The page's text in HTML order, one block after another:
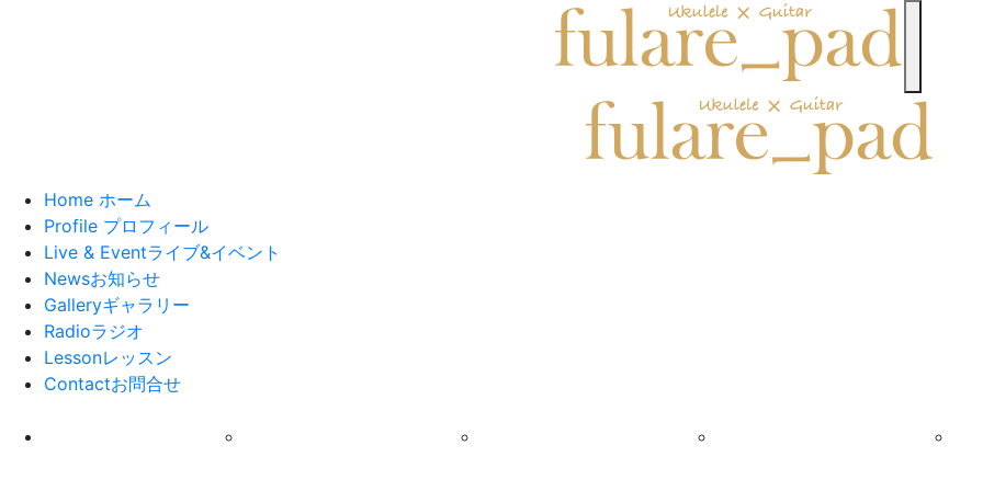
Home ホーム
Profile プロフィール
Live & Eventライブ&イベント
Newsお知らせ
Galleryギャラリー
Radioラジオ
Lessonレッスン
Contactお問合せ